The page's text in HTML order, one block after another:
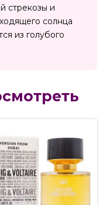
стрекозы и
солнца
из голубого